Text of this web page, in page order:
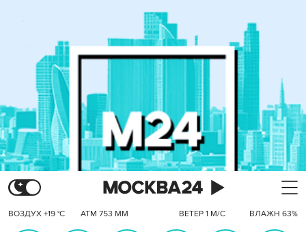
ВОЗДУХ +19 °C АТМ 753 ММ ВЕТЕР 1 М/С ВЛАЖН 63%